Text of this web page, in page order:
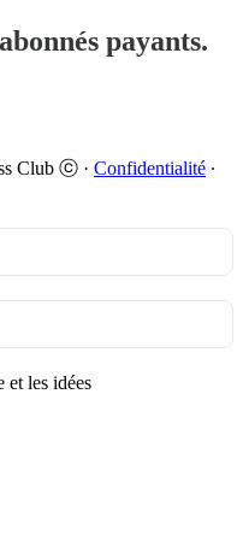
payants.
Club ⓒ · Confidentialité ∙
et les idées